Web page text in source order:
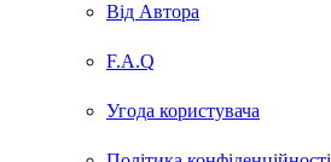
Від Автора
F.A.Q
Угода користувача